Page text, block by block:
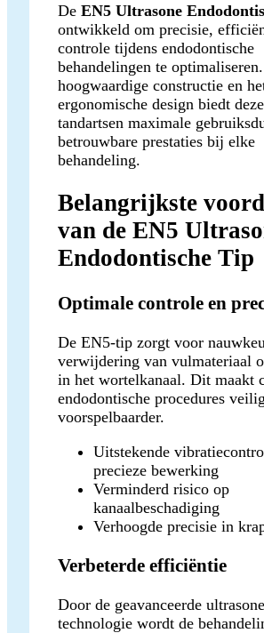
De EN5 Ultrasone
ontwikkeld om precisie,
controle tijdens endodontische
behandelingen te
hoogwaardige constructie en
ergonomische design biedt
tandartsen maximale
betrouwbare prestaties bij elke
behandeling.
Belangrijkste
van de EN5
Endodontische Tip
Optimale controle en
De EN5-tip zorgt voor
verwijdering van vulmateriaal
in het wortelkanaal. Dit maakt
endodontische procedures
voorspelbaarder.
Uitstekende
precieze bewerking
Verminderd risico op
kanaalbeschadiging
Verhoogde precisie in
Verbeterde efficiëntie
Door de geavanceerde ultrasone
technologie wordt de